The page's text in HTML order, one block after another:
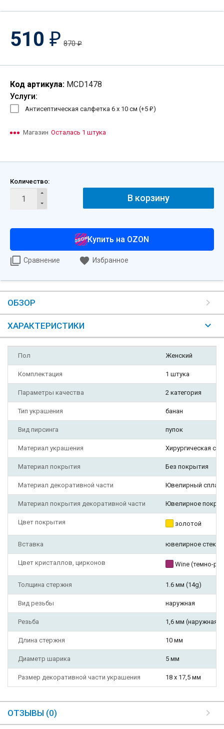
510 ₽ 870₽
Код артикула: MCD1478
Услуги:
Антисептическая салфетка 6 х 10 см (+5 ₽)
Магазин Осталась 1 штука
Количество:
В корзину
Купить на OZON
Сравнение Избранное
ОБЗОР
ХАРАКТЕРИСТИКИ
Пол Женский
Комплектация 1 штука
Параметры качества 2 категория
Тип украшения банан
Вид пирсинга пупок
Материал украшения Хирургическая
Материал покрытия Без покрытия
Материал декоративной части Ювелирный сплав
Материал покрытия декоративной части Ювелирное
Цвет покрытия золотой
Вставка ювелирное
Цвет кристаллов, цирконов Wine (темно-
Толщина стержня 1.6 мм (14g)
Вид резьбы наружная
Резьба 1,6 мм (наружная)
Длина стержня 10 мм
Диаметр шарика 5 мм
Размер декоративной части украшения 18 х 17,5 мм
ОТЗЫВЫ (0)